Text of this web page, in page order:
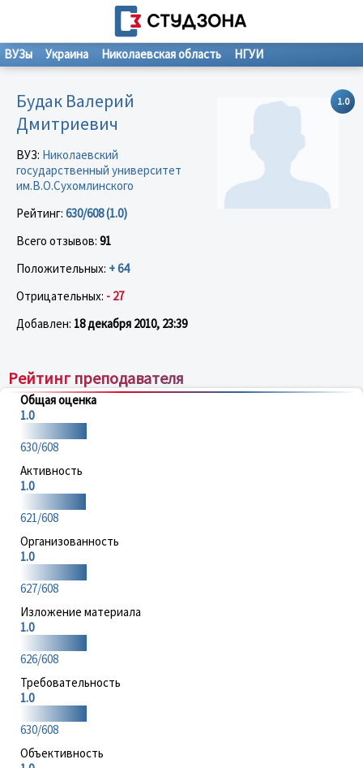
ВУЗы Украина Николаевская область НГУИ
1.0
Будак Валерий
Дмитриевич
ВУЗ: Николаевский
государственный университет
им.В.О.Сухомлинского
Рейтинг: 630/608 (1.0)
Всего отзывов: 91
Положительных: + 64
Отрицательных: - 27
Добавлен: 18 декабря 2010, 23:39
Рейтинг преподавателя
Общая оценка
1.0
630/608
Активность
1.0
621/608
Организованность
1.0
627/608
Изложение материала
1.0
626/608
Требовательность
1.0
630/608
Объективность